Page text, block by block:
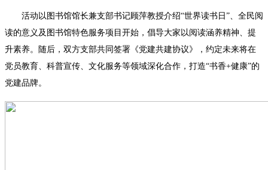
活动以图书馆馆长兼支部书记顾萍教授介绍“世界读书日”、全民阅
读的意义及图书馆特色服务项目开始，倡导大家以阅读涵养精神、提
升素养。随后，双方支部共同签署《党建共建协议》，约定未来将在
党员教育、科普宣传、文化服务等领域深化合作，打造“书香+健康”的
党建品牌。